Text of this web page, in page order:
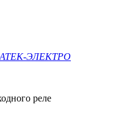
ЭЛЕКТРО
реле